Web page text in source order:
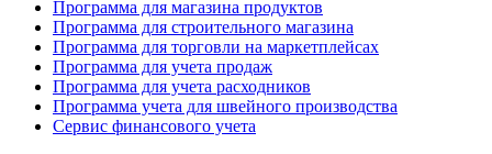
Программа для магазина продуктов
Программа для строительного магазина
Программа для торговли на маркетплейсах
Программа для учета продаж
Программа для учета расходников
Программа учета для швейного производства
Сервис финансового учета